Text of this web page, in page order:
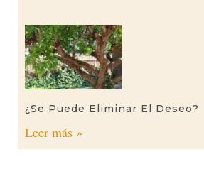
¿Se Puede Eliminar El Deseo?
Leer más »